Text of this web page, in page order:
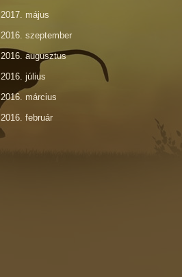
2017. május
2016. szeptember
2016. augusztus
2016. július
2016. március
2016. február